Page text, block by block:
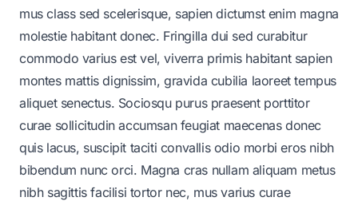
mus class sed scelerisque, sapien dictumst enim magna
molestie habitant donec. Fringilla dui sed curabitur
commodo varius est vel, viverra primis habitant sapien
montes mattis dignissim, gravida cubilia laoreet tempus
aliquet senectus. Sociosqu purus praesent porttitor
curae sollicitudin accumsan feugiat maecenas donec
quis lacus, suscipit taciti convallis odio morbi eros nibh
bibendum nunc orci. Magna cras nullam aliquam metus
nibh sagittis facilisi tortor nec, mus varius curae